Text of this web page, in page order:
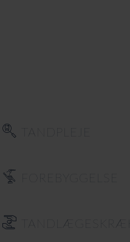
TANDPLEJE
TANDLÆGESKRÆK